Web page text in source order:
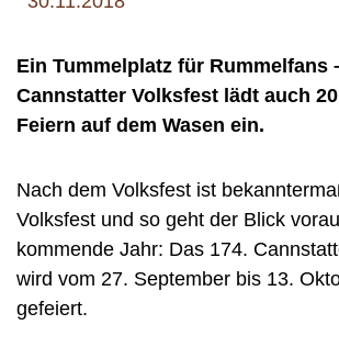
Ein Tummelplatz für Rummelfans
Cannstatter Volksfest lädt auch
Feiern auf dem Wasen ein.
Nach dem Volksfest ist
Volksfest und so geht der Blick
kommende Jahr: Das 174.
wird vom 27. September bis 13.
gefeiert.